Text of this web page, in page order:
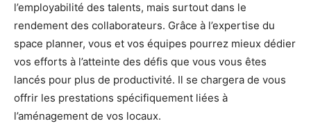
l’employabilité des talents, mais surtout dans le
rendement des collaborateurs. Grâce à l’expertise du
space planner, vous et vos équipes pourrez mieux dédier
vos efforts à l’atteinte des défis que vous vous êtes
lancés pour plus de productivité. Il se chargera de vous
offrir les prestations spécifiquement liées à
l’aménagement de vos locaux.